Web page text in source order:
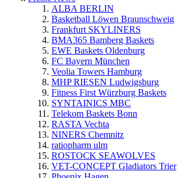
ALBA BERLIN
Basketball Löwen Braunschweig
Frankfurt SKYLINERS
BMA365 Bamberg Baskets
EWE Baskets Oldenburg
FC Bayern München
Veolia Towers Hamburg
MHP RIESEN Ludwigsburg
Fitness First Würzburg Baskets
SYNTAINICS MBC
Telekom Baskets Bonn
RASTA Vechta
NINERS Chemnitz
ratiopharm ulm
ROSTOCK SEAWOLVES
VET-CONCEPT Gladiators Trier